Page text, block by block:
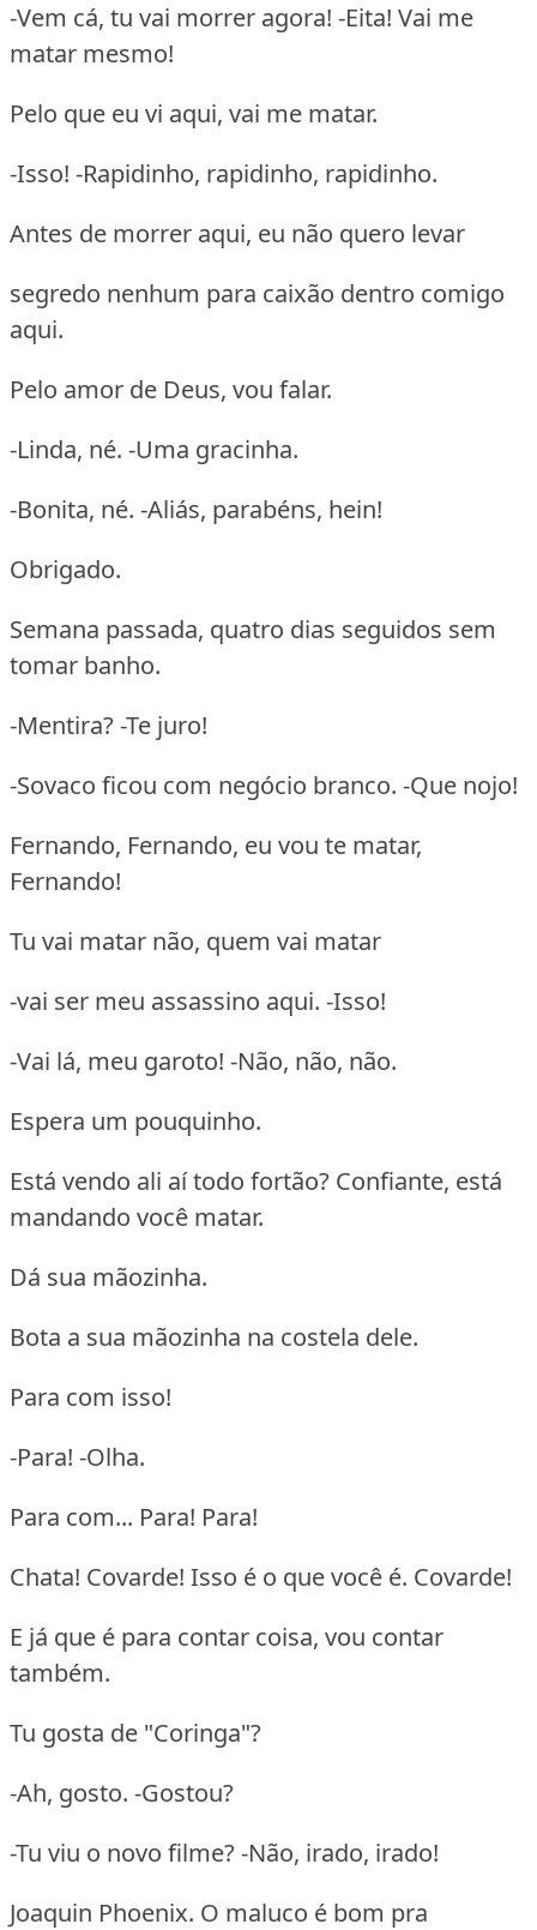
-Vem cá, tu vai morrer agora! -Eita! Vai me
matar mesmo!
Pelo que eu vi aqui, vai me matar.
-Isso! -Rapidinho, rapidinho, rapidinho.
Antes de morrer aqui, eu não quero levar
segredo nenhum para caixão dentro comigo
aqui.
Pelo amor de Deus, vou falar.
-Linda, né. -Uma gracinha.
-Bonita, né. -Aliás, parabéns, hein!
Obrigado.
Semana passada, quatro dias seguidos sem
tomar banho.
-Mentira? -Te juro!
-Sovaco ficou com negócio branco. -Que nojo!
Fernando, Fernando, eu vou te matar,
Fernando!
Tu vai matar não, quem vai matar
-vai ser meu assassino aqui. -Isso!
-Vai lá, meu garoto! -Não, não, não.
Espera um pouquinho.
Está vendo ali aí todo fortão? Confiante, está
mandando você matar.
Dá sua mãozinha.
Bota a sua mãozinha na costela dele.
Para com isso!
-Para! -Olha.
Para com... Para! Para!
Chata! Covarde! Isso é o que você é. Covarde!
E já que é para contar coisa, vou contar
também.
Tu gosta de "Coringa"?
-Ah, gosto. -Gostou?
-Tu viu o novo filme? -Não, irado, irado!
Joaquin Phoenix. O maluco é bom pra